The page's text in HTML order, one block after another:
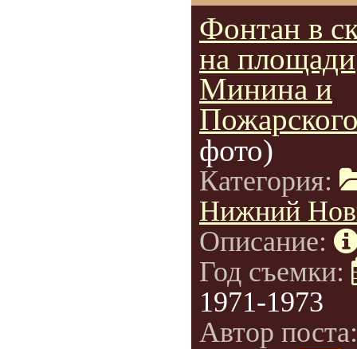
Фонтан в
на площади
Минина и
фото)
Категория:
Нижний
Описание:
Год съемки:
1971-1973
Автор